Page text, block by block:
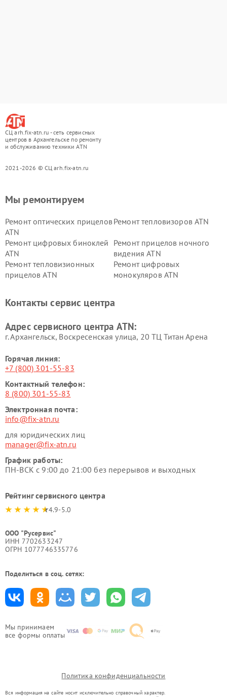
СЦ arh.fix-atn.ru - сеть сервисных
центров в Архангельске по ремонту
и обслуживанию техники ATN
2021-2026 © СЦ arh.fix-atn.ru
Мы принимаем
все формы оплаты
Мы ремонтируем
Ремонт оптических прицелов
ATN
Ремонт тепловизоров ATN
Ремонт цифровых биноклей
ATN
Ремонт прицелов ночного
видения ATN
Ремонт тепловизионных
прицелов ATN
Ремонт цифровых
монокуляров ATN
Контакты сервис центра
Адрес сервисного центра ATN:
г. Архангельск, Воскресенская улица, 20 ТЦ Титан Арена
Горячая линия:
+7 (800) 301-55-83
Контактный телефон:
8 (800) 301-55-83
Электронная почта:
info@fix-atn.ru
для юридических лиц
manager@fix-atn.ru
График работы:
ПН-ВСК с 9:00 до 21:00 без перерывов и выходных
Рейтинг сервисного центра
4.9-5.0
ООО "Русервис"
ИНН 7702633247
ОГРН 1077746335776
Поделиться в соц. сетях:
Политика конфиденциальности
Вся информация на сайте носит исключительно справочный характер.